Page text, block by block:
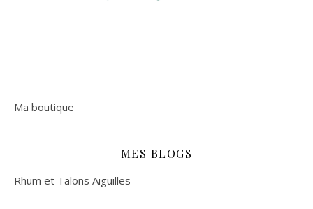
Ma boutique
MES BLOGS
Rhum et Talons Aiguilles